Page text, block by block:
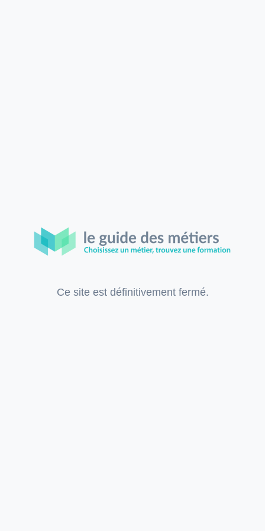
Ce site est définitivement fermé.